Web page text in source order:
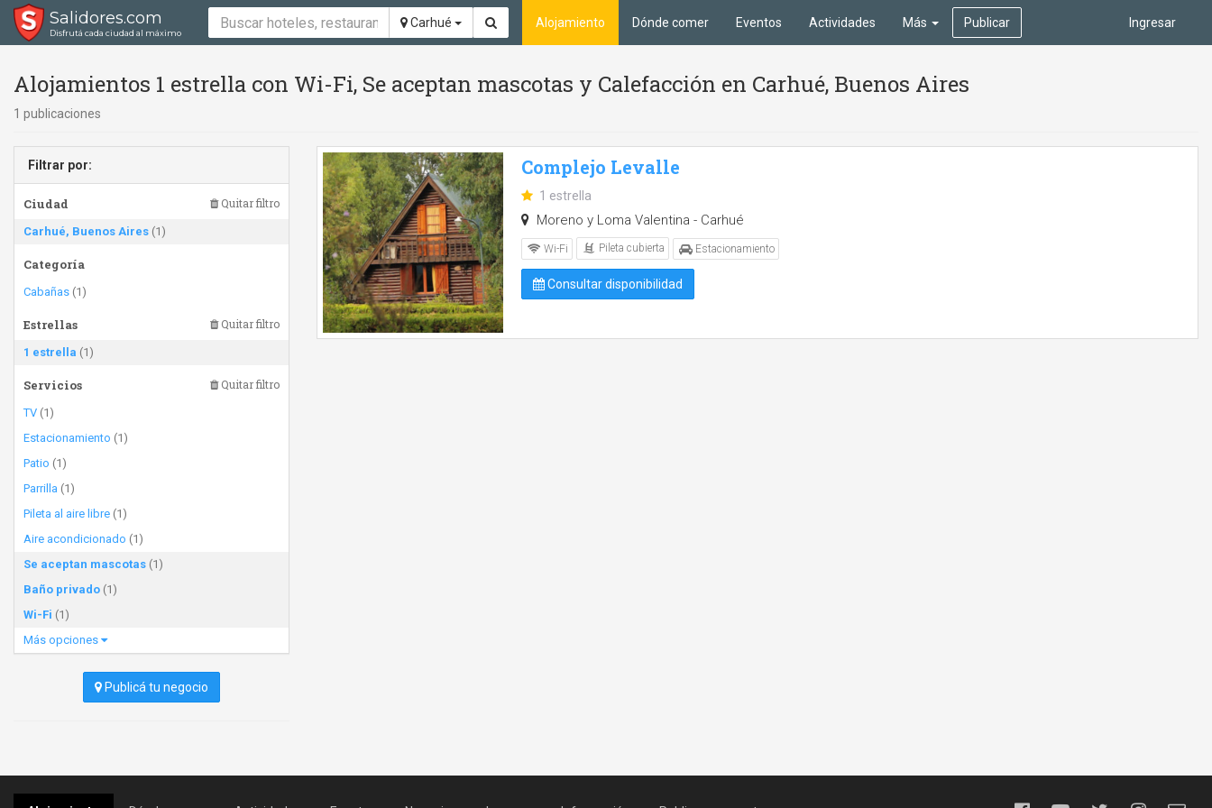
Salidores.com
Disfrutá cada ciudad al máximo
Carhué Ingresar
Alojamiento Dónde comer Eventos Actividades Más Publicar
Alojamientos 1 estrella con Wi-Fi, Se aceptan mascotas y Calefacción en Carhué, Buenos Aires
1 publicaciones
Filtrar por:
Ciudad Quitar filtro
Carhué, Buenos Aires (1)
Categoría
Cabañas (1)
Estrellas Quitar filtro
1 estrella (1)
Servicios Quitar filtro
TV (1)
Estacionamiento (1)
Patio (1)
Parrilla (1)
Pileta al aire libre (1)
Aire acondicionado (1)
Se aceptan mascotas (1)
Baño privado (1)
Wi-Fi (1)
Más opciones
Publicá tu negocio
Complejo Levalle
1 estrella
Moreno y Loma Valentina - Carhué
Wi-Fi Pileta cubierta Estacionamiento
Consultar disponibilidad